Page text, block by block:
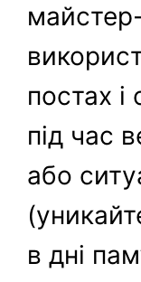
постах
під час
або
в дні